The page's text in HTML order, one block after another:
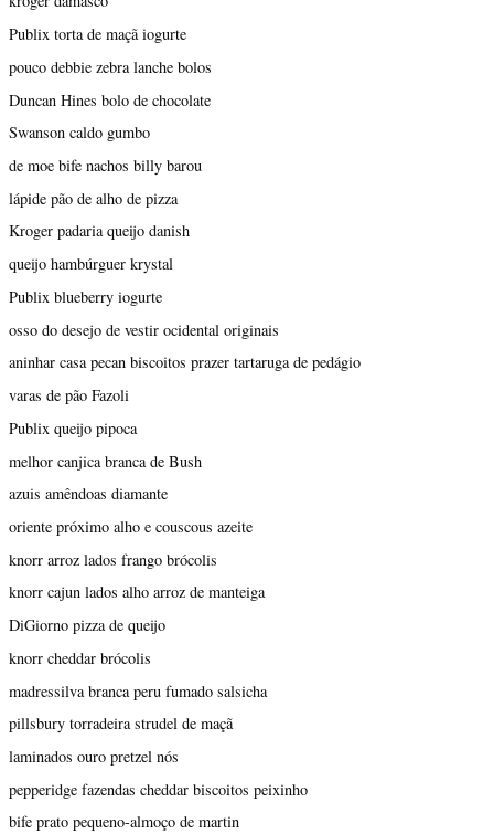
Publix torta de maçã iogurte
pouco debbie zebra lanche bolos
Duncan Hines bolo de chocolate
Swanson caldo gumbo
de moe bife nachos billy barou
lápide pão de alho de pizza
Kroger padaria queijo danish
queijo hambúrguer krystal
Publix blueberry iogurte
osso do desejo de vestir ocidental originais
aninhar casa pecan biscoitos prazer tartaruga de pedágio
varas de pão Fazoli
Publix queijo pipoca
melhor canjica branca de Bush
azuis amêndoas diamante
oriente próximo alho e couscous azeite
knorr arroz lados frango brócolis
knorr cajun lados alho arroz de manteiga
DiGiorno pizza de queijo
knorr cheddar brócolis
madressilva branca peru fumado salsicha
pillsbury torradeira strudel de maçã
laminados ouro pretzel nós
pepperidge fazendas cheddar biscoitos peixinho
bife prato pequeno-almoço de martin